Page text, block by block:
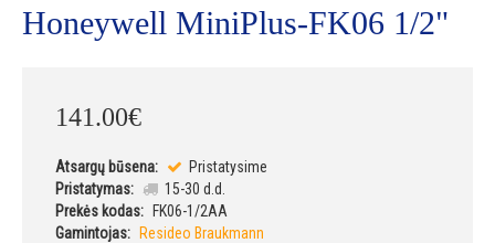
Honeywell MiniPlus-FK06 1/2"
141.00€
Atsargų būsena:
Pristatysime
Pristatymas:
15-30 d.d.
Prekės kodas:
FK06-1/2AA
Gamintojas:
Resideo Braukmann